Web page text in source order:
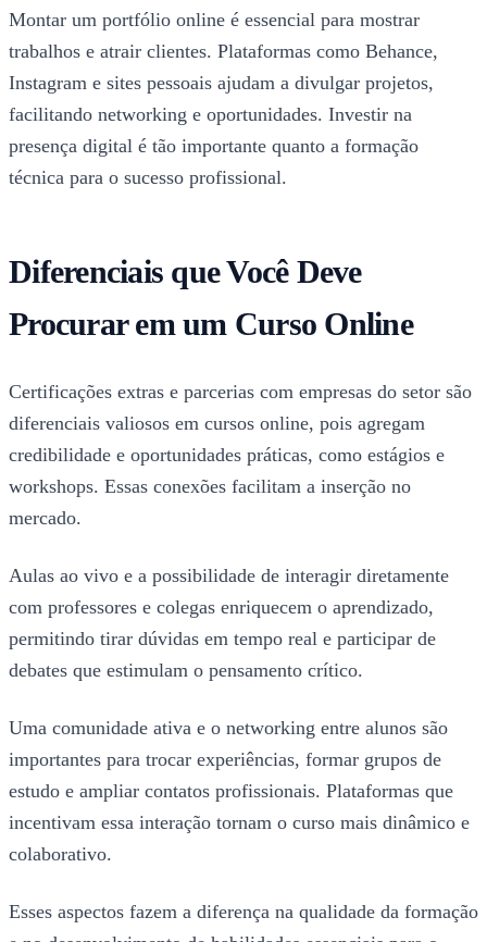
Montar um portfólio online é essencial para mostrar
trabalhos e atrair clientes. Plataformas como Behance,
Instagram e sites pessoais ajudam a divulgar projetos,
facilitando networking e oportunidades. Investir na
presença digital é tão importante quanto a formação
técnica para o sucesso profissional.
Diferenciais que Você Deve
Procurar em um Curso Online
Certificações extras e parcerias com empresas do setor são
diferenciais valiosos em cursos online, pois agregam
credibilidade e oportunidades práticas, como estágios e
workshops. Essas conexões facilitam a inserção no
mercado.
Aulas ao vivo e a possibilidade de interagir diretamente
com professores e colegas enriquecem o aprendizado,
permitindo tirar dúvidas em tempo real e participar de
debates que estimulam o pensamento crítico.
Uma comunidade ativa e o networking entre alunos são
importantes para trocar experiências, formar grupos de
estudo e ampliar contatos profissionais. Plataformas que
incentivam essa interação tornam o curso mais dinâmico e
colaborativo.
Esses aspectos fazem a diferença na qualidade da formação